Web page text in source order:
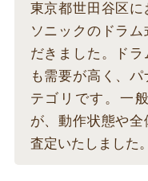
東京都世田谷区
ソニックのドラ
だきました。ド
も需要が高く、
テゴリです。一
が、動作状態や
査定いたしました。